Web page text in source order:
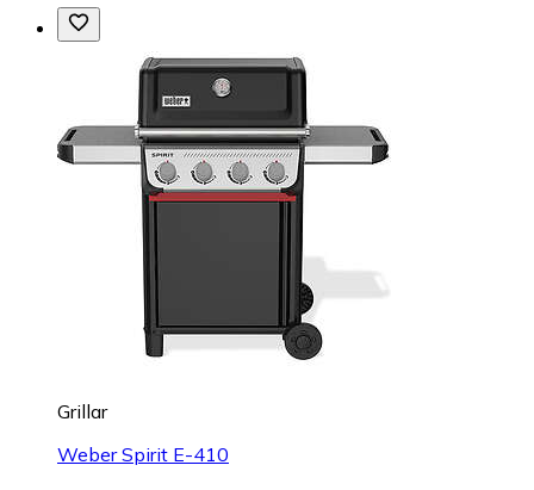
Grillar
Weber Spirit E-410